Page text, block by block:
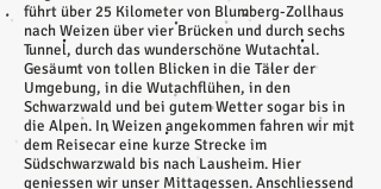
führt über 25 Kilometer von Blumberg-Zollhaus
nach Weizen über vier Brücken und durch sechs
Tunnel, durch das wunderschöne Wutachtal.
Gesäumt von tollen Blicken in die Täler der
Umgebung, in die Wutachflühen, in den
Schwarzwald und bei gutem Wetter sogar bis in
die Alpen. In Weizen angekommen fahren wir mit
dem Reisecar eine kurze Strecke im
Südschwarzwald bis nach Lausheim. Hier
geniessen wir unser Mittagessen. Anschliessend